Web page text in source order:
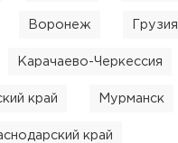
Воронеж Грузия
Карачаево-Черкессия
край Мурманск
край